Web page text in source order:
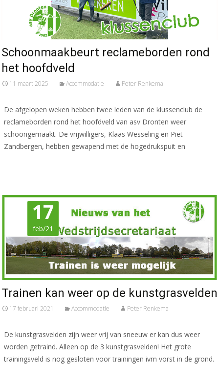
Schoonmaakbeurt reclameborden rond
het hoofdveld
11 maart 2025 Accommodatie Peter Renkema
De afgelopen weken hebben twee leden van de klussenclub de
reclameborden rond het hoofdveld van asv Dronten weer
schoongemaakt. De vrijwilligers, Klaas Wesseling en Piet
Zandbergen, hebben gewapend met de hogedrukspuit en
17
feb/21
Trainen kan weer op de kunstgrasvelden
17 februari 2021 Accommodatie Peter Renkema
De kunstgrasvelden zijn weer vrij van sneeuw er kan dus weer
worden getraind. Alleen op de 3 kunstgrasvelden! Het grote
trainingsveld is nog gesloten voor trainingen ivm vorst in de grond.